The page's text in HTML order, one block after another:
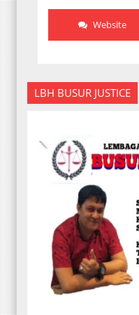
Website
LBH BUSUR JUSTICE